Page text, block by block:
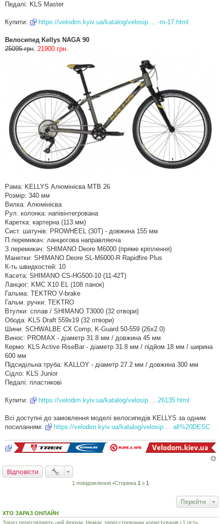
Педалі: KLS Master
Купити: https://velodim.kyiv.ua/katalog/velosip ... -m-17.html
Велосипед Kellys NAGA 90
25095 грн. 21900 грн.
Рама: KELLYS Алюмінієва MTB 26
Розмір: 340 мм
Вилка: Алюмінієва
Рул. колонка: напівінтегрована
Каретка: картерна (113 мм)
Сист. шатунів: PROWHEEL (30T) - довжина 155 мм
П.перемикач: ланцюгова направляюча
З.перемикач: SHIMANO Deore M6000 (пряме кріплення)
Манетки: SHIMANO Deore SL-M6000-R Rapidfire Plus
К-ть швидкостей: 10
Касета: SHIMANO CS-HG500-10 (11-42T)
Ланцюг: KMC X10 EL (108 ланок)
Гальма: TEKTRO V-brake
Гальм. ручки: TEKTRO
Втулки: сплав / SHIMANO T3000 (32 отвори)
Обода: KLS Draft 559x19 (32 отвори)
Шини: SCHWALBE CX Comp, K-Guard 50-559 (26x2.0)
Винос: PROMAX - діаметр 31.8 мм / довжина 45 мм
Кермо: KLS Active RiseBar - діаметр 31.8 мм / підйом 18 мм / ширина
600 мм
Підсидільна труба: KALLOY - діаметр 27.2 мм / довжина 300 мм
Сідло: KLS Junior
Педалі: пластикові
Купити: https://velodim.kyiv.ua/katalog/velosip ... 26135.html
Всі доступні до замовлення моделі велосипедів KELLYS за одним
посиланням:
https://velodim.kyiv.ua/katalog/velosip ... all%20DESC
Відповісти
1 повідомлення •Сторінка 1 з 1
Перейти
ХТО ЗАРАЗ ОНЛАЙН
Зараз переглядають цей форум: Немає зареєстрованих користувачів і 1 гість